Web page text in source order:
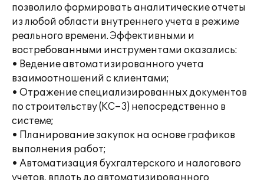
позволило формировать аналитические отчеты
из любой области внутреннего учета в режиме
реального времени. Эффективными и
востребованными инструментами оказались:
• Ведение автоматизированного учета
взаимоотношений с клиентами;
• Отражение специализированных документов
по строительству (КС–3) непосредственно в
системе;
• Планирование закупок на основе графиков
выполнения работ;
• Автоматизация бухгалтерского и налогового
учетов, вплоть до автоматизированного